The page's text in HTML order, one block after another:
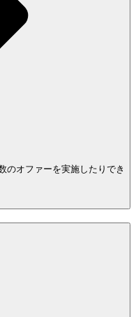
のオファーを実施したりでき